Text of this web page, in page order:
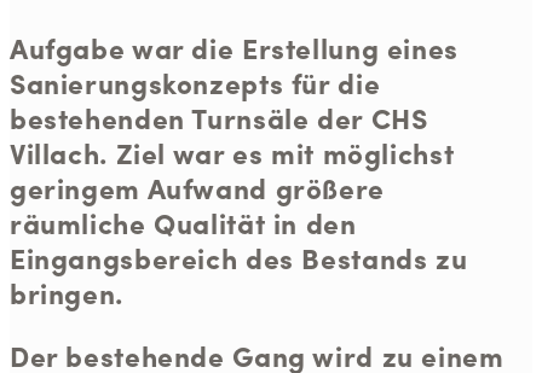
Aufgabe war die Erstellung eines
Sanierungskonzepts für die
bestehenden Turnsäle der CHS
Villach. Ziel war es mit möglichst
geringem Aufwand größere
räumliche Qualität in den
Eingangsbereich des Bestands zu
bringen.
Der bestehende Gang wird zu einem